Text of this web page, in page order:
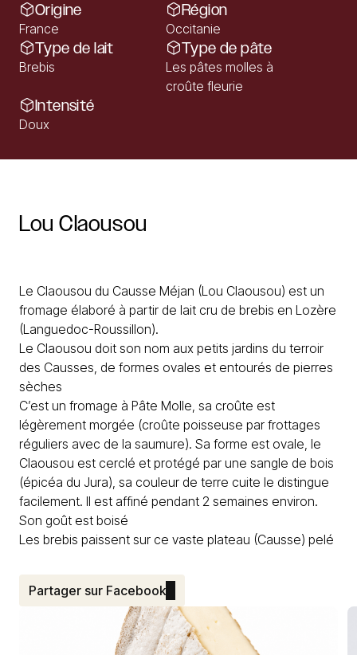
Origine
France
Région
Occitanie
Type de lait
Brebis
Type de pâte
Les pâtes molles à
croûte fleurie
Intensité
Doux
Lou Claousou
Le Claousou du Causse Méjan (Lou Claousou) est un
fromage élaboré à partir de lait cru de brebis en Lozère
(Languedoc-Roussillon).
Le Claousou doit son nom aux petits jardins du terroir
des Causses, de formes ovales et entourés de pierres
sèches
C’est un fromage à Pâte Molle, sa croûte est
légèrement morgée (croûte poisseuse par frottages
réguliers avec de la saumure). Sa forme est ovale, le
Claousou est cerclé et protégé par une sangle de bois
(épicéa du Jura), sa couleur de terre cuite le distingue
facilement. Il est affiné pendant 2 semaines environ.
Son goût est boisé
Les brebis paissent sur ce vaste plateau (Causse) pelé
Partager sur Facebook